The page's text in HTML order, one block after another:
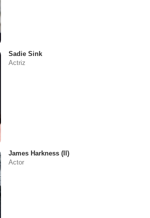
Sadie Sink
Actriz
James Harkness (II)
Actor